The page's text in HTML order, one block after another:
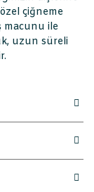
çiğneme
macunu ile
uzun süreli